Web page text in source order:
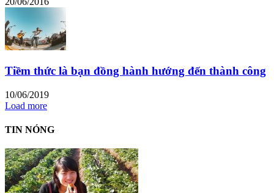
Tiềm thức là bạn đồng hành hướng đến thành công
10/06/2019
Load more
TIN NÓNG